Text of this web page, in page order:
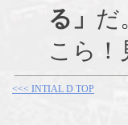
る」 だ
こら！
<<< INTIAL D TOP